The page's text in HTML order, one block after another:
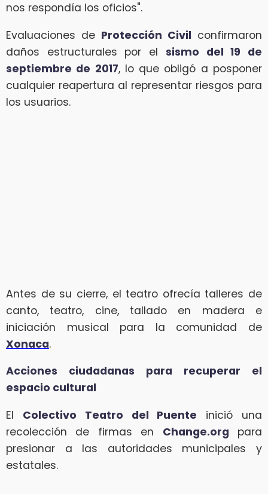
nos respondía los oficios".
Evaluaciones de Protección Civil confirmaron
daños estructurales por el sismo del 19 de
septiembre de 2017, lo que obligó a posponer
cualquier reapertura al representar riesgos para
los usuarios.
Antes de su cierre, el teatro ofrecía talleres de
canto, teatro, cine, tallado en madera e
iniciación musical para la comunidad de
Xonaca.
Acciones ciudadanas para recuperar el
espacio cultural
El Colectivo Teatro del Puente inició una
recolección de firmas en Change.org para
presionar a las autoridades municipales y
estatales.